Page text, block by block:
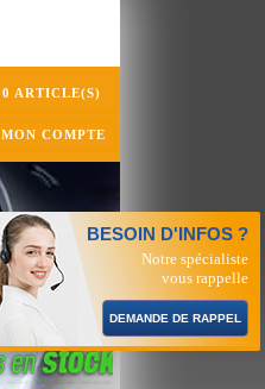
0 ARTICLE(S)
MON COMPTE
BESOIN D'INFOS ?
Notre spécialiste
vous rappelle
DEMANDE DE RAPPEL